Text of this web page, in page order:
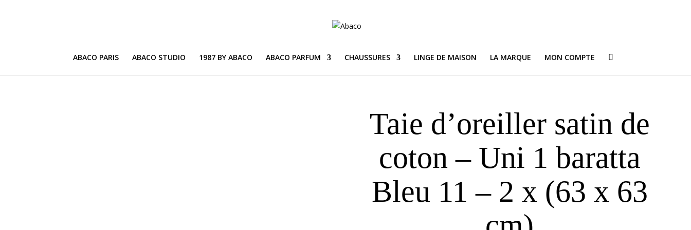
ABACO PARIS ABACO STUDIO 1987 BY ABACO ABACO PARFUM CHAUSSURES LINGE DE MAISON LA MARQUE MON COMPTE
Taie d’oreiller satin de
coton – Uni 1 baratta
Bleu 11 – 2 x (63 x 63